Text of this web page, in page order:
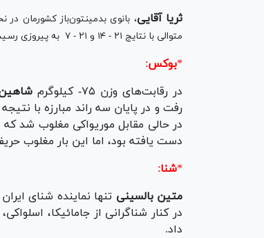
ثریا آقایی، بانوی بدمینتون‌باز کشورمان
متوالی با نتایج ۲۱ - ۱۴ و ۲۱ - ٧ به پیروزی رسید.
*بوکس:
در رقابت‌های وزن ۷۵- کیلوگرم
در حالی مقابل موریواکی مغلوب شد که
دست یافته بود، اما این بار مغلوب حریف خود شد
*شنا:
متین بالسینی
داد.